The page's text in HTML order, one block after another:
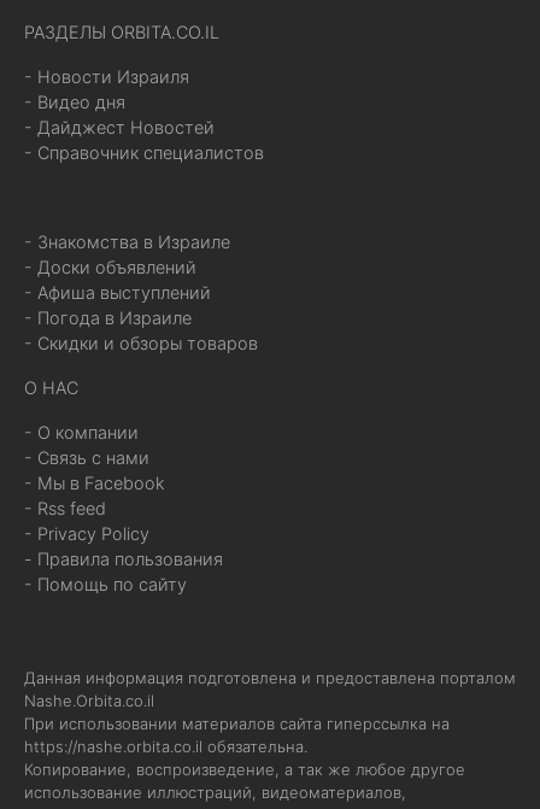
РАЗДЕЛЫ ORBITA.CO.IL
- Новости Израиля
- Видео дня
- Дайджест Новостей
- Справочник специалистов
- Знакомства в Израиле
- Доски объявлений
- Афиша выступлений
- Погода в Израиле
- Скидки и обзоры товаров
О НАС
- О компании
- Связь с нами
- Мы в Facebook
- Rss feed
- Privacy Policy
- Правила пользования
- Помощь по сайту
Данная информация подготовлена и предоставлена порталом
Nashe.Orbita.co.il
При использовании материалов сайта гиперссылка на
https://nashe.orbita.co.il обязательна.
Копирование, воспроизведение, а так же любое другое
использование иллюстраций, видеоматериалов,